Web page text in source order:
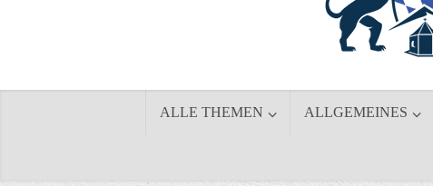
ALLE THEMEN ALLGEMEINES